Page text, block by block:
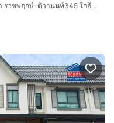
ทาวน์เฮ้าส์ 2 ชั้น 26.5 ตร.ว. หมู่บ้านโมดิวิลล่า ราชพฤกษ์-ติวานนท์345 ใกล้โรงเรียนสารสาสน์วิเทศราชพฤกษ์ ถนน345 ถนนราชพฤกษ์ เมืองปทุมธานี ปทุ